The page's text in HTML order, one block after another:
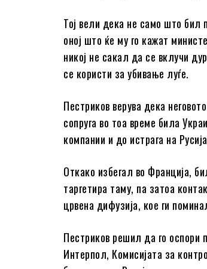
Тој вели дека не само што бил
оној што ќе му го кажат
никој не сакал да се вклучи
се користи за убивање луѓе.
Пестриков верува дека
сопруга во тоа време била
компании и до истрага на
Откако избегал во Франција,
таргетира таму, па затоа
црвена дифузија, кое ги
Пестриков решил да го оспори
Интерпол, Комисијата за